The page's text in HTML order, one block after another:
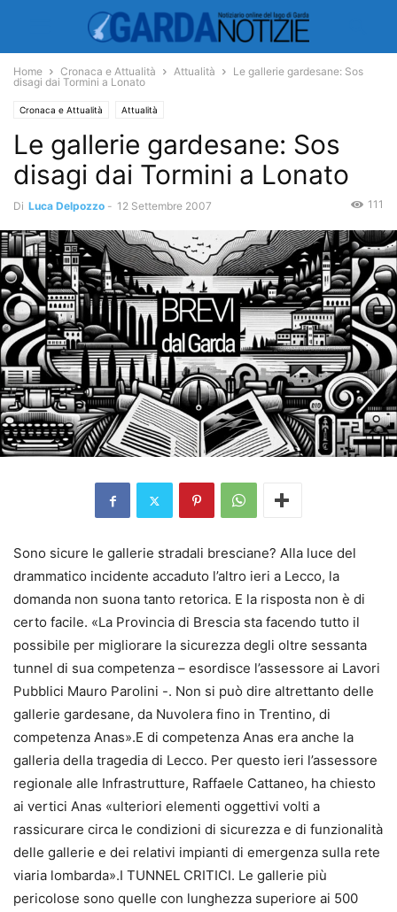
Home Cronaca e Attualità Attualità
Le gallerie gardesane: Sos
disagi dai Tormini a Lonato
Cronaca e Attualità Attualità
Le gallerie gardesane: Sos
disagi dai Tormini a Lonato
Di Luca Delpozzo - 12 Settembre 2007 111
Sono sicure le gallerie stradali bresciane? Alla luce del
drammatico incidente accaduto l’altro ieri a Lecco, la
domanda non suona tanto retorica. E la risposta non è di
certo facile. «La Provincia di Brescia sta facendo tutto il
possibile per migliorare la sicurezza degli oltre sessanta
tunnel di sua competenza – esordisce l’assessore ai Lavori
Pubblici Mauro Parolini -. Non si può dire altrettanto delle
gallerie gardesane, da Nuvolera fino in Trentino, di
competenza Anas».E di competenza Anas era anche la
galleria della tragedia di Lecco. Per questo ieri l’assessore
regionale alle Infrastrutture, Raffaele Cattaneo, ha chiesto
ai vertici Anas «ulteriori elementi oggettivi volti a
rassicurare circa le condizioni di sicurezza e di funzionalità
delle gallerie e dei relativi impianti di emergenza sulla rete
viaria lombarda».I TUNNEL CRITICI. Le gallerie più
pericolose sono quelle con lunghezza superiore ai 500